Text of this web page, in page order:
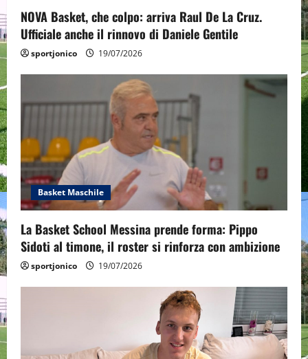
n
NOVA Basket, che colpo: arriva Raul De La Cruz.
Ufficiale anche il rinnovo di Daniele Gentile
sportjonico 19/07/2026
Basket Maschile
La Basket School Messina prende forma: Pippo
Sidoti al timone, il roster si rinforza con ambizione
sportjonico 19/07/2026